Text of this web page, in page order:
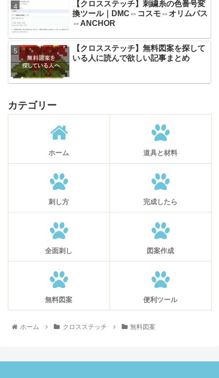
【クロスステッチ】刺繍糸の色番号変
換ツール｜DMC⇔コスモ⇔オリムパス
⇔ANCHOR
【クロスステッチ】無料図案を探して
いる人に読んで欲しい記事まとめ
カテゴリー
ホーム 道具と材料
刺し方 完成したら
全面刺し 図案作成
無料図案 便利ツール
ホーム クロスステッチ 無料図案